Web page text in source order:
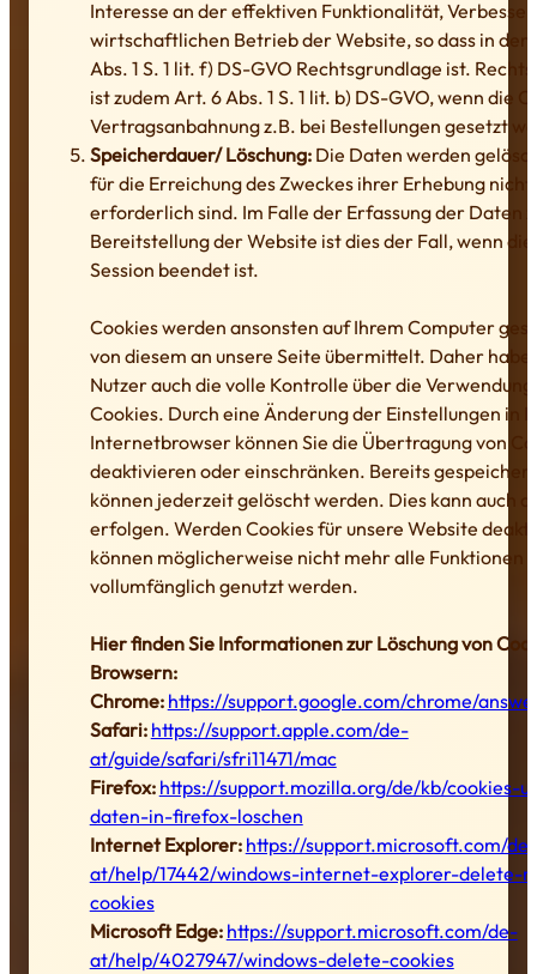
Interesse an der effektiven Funktionalität,
wirtschaftlichen Betrieb der Website, so dass in
Abs. 1 S. 1 lit. f) DS-GVO Rechtsgrundlage ist.
ist zudem Art. 6 Abs. 1 S. 1 lit. b) DS-GVO, wenn die
Vertragsanbahnung z.B. bei Bestellungen gesetzt
Speicherdauer/ Löschung: Die Daten werden
für die Erreichung des Zweckes ihrer Erhebung
erforderlich sind. Im Falle der Erfassung der Daten
Bereitstellung der Website ist dies der Fall, wenn
Session beendet ist.
Cookies werden ansonsten auf Ihrem Computer
von diesem an unsere Seite übermittelt. Daher
Nutzer auch die volle Kontrolle über die Verwendung
Cookies. Durch eine Änderung der Einstellungen in
Internetbrowser können Sie die Übertragung von
deaktivieren oder einschränken. Bereits
können jederzeit gelöscht werden. Dies kann auch
erfolgen. Werden Cookies für unsere Website
können möglicherweise nicht mehr alle Funktionen
vollumfänglich genutzt werden.
Hier finden Sie Informationen zur Löschung von
Browsern:
Chrome: https://support.google.com/chrome/
Safari: https://support.apple.com/de-
at/guide/safari/sfri11471/mac
Firefox: https://support.mozilla.org/de/kb/cookies-
daten-in-firefox-loschen
Internet Explorer: https://support.microsoft.com/de-
at/help/17442/windows-internet-explorer-delete-
cookies
Microsoft Edge: https://support.microsoft.com/de-
at/help/4027947/windows-delete-cookies